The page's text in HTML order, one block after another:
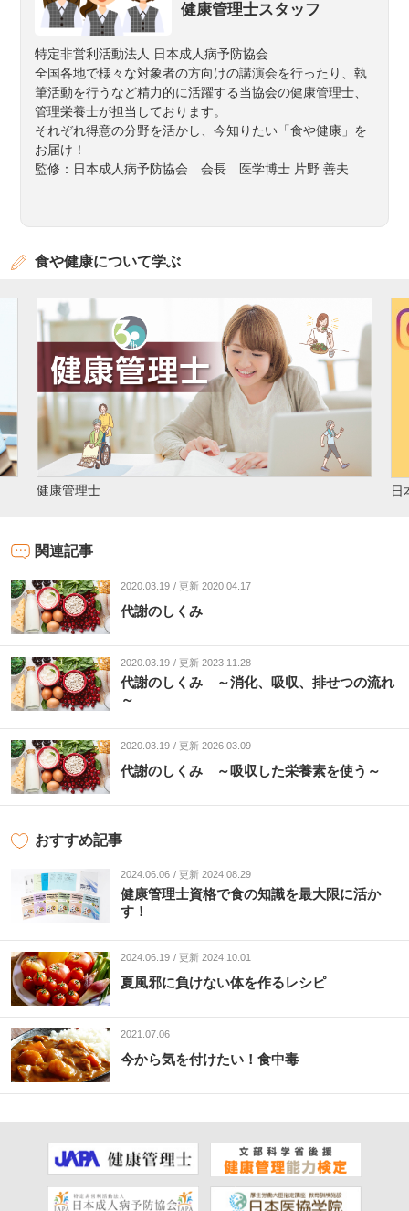
健康管理士スタッフ
特定非営利活動法人 日本成人病予防協会
全国各地で様々な対象者の方向けの講演会を行ったり、執
筆活動を行うなど精力的に活躍する当協会の健康管理士、
管理栄養士が担当しております。
それぞれ得意の分野を活かし、今知りたい「食や健康」を
お届け！
監修：日本成人病予防協会 会長 医学博士 片野 善夫
食や健康について学ぶ
関連記事
代謝のしくみ
2020.03.19 更新 2020.04.17
代謝のしくみ ～消化、吸収、排せつの流れ
～
2020.03.19 更新 2023.11.28
代謝のしくみ ～吸収した栄養素を使う～
2020.03.19 更新 2026.03.09
おすすめ記事
健康管理士資格で食の知識を最大限に活か
す！
2024.06.06 更新 2024.08.29
夏風邪に負けない体を作るレシピ
2024.06.19 更新 2024.10.01
今から気を付けたい！食中毒
2021.07.06